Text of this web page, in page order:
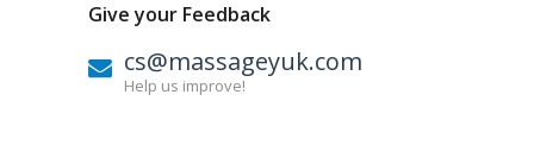
Give your Feedback
cs@massageyuk.com
Help us improve!